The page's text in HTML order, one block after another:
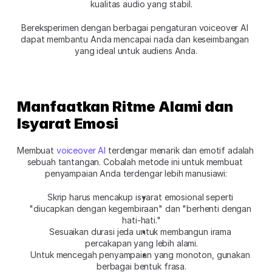
kualitas audio yang stabil.
Bereksperimen dengan berbagai pengaturan voiceover AI
dapat membantu Anda mencapai nada dan keseimbangan
yang ideal untuk audiens Anda.
Manfaatkan Ritme Alami dan
Isyarat Emosi
Membuat voiceover AI terdengar menarik dan emotif adalah
sebuah tantangan. Cobalah metode ini untuk membuat
penyampaian Anda terdengar lebih manusiawi:
Skrip harus mencakup isyarat emosional seperti
"diucapkan dengan kegembiraan" dan "berhenti dengan
hati-hati."
Sesuaikan durasi jeda untuk membangun irama
percakapan yang lebih alami.
Untuk mencegah penyampaian yang monoton, gunakan
berbagai bentuk frasa.